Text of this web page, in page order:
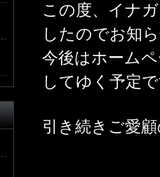
この度、イナ
したのでお知
今後はホーム
してゆく予定
引き続きご愛